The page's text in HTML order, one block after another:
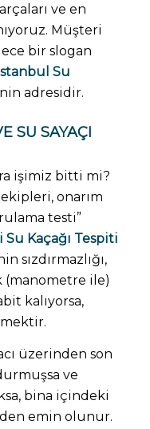
ve en
Müşteri
bir slogan
Su
adresidir.
SU SAYAÇI
işimiz bitti mi?
ekipleri, onarım
testi”
Kaçağı Tespiti
sızdırmazlığı,
(manometre ile)
kalıyorsa,
üzerinden son
ve
bina içindeki
emin olunur.